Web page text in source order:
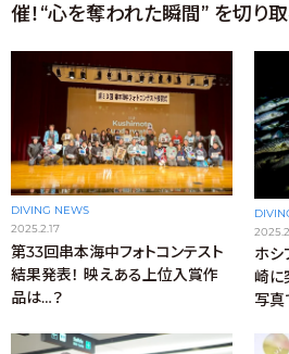
催！“心を奪われた瞬間” を切り
DIVING NEWS
2025.2.17
第33回串本海中フォトコンテスト
結果発表！ 映えある上位入賞作
品は…？
ホシ
崎に
写真